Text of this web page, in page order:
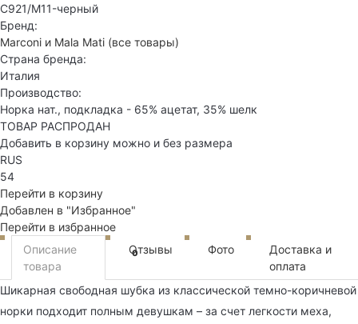
C921/M11-черный
Бренд:
Marconi и Mala Mati (все товары)
Страна бренда:
Италия
Производство:
Норка нат., подкладка - 65% ацетат, 35% шелк
ТОВАР РАСПРОДАН
Добавить в корзину можно и без размера
RUS
54
Перейти в корзину
Добавлен в "Избранное"
Перейти в избранное
Описание
товара
Отзывы
0 Фото
Доставка и
оплата
Шикарная свободная шубка из классической темно-коричневой
норки подходит полным девушкам – за счет легкости меха,